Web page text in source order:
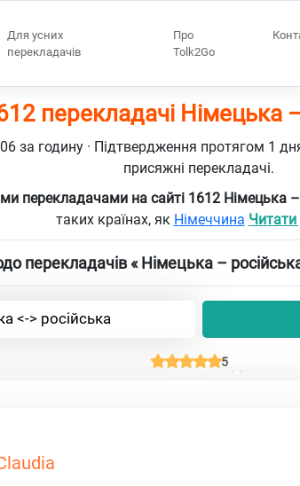
Для усних
перекладачів
Про
Tolk2Go
перекладачі Німецька
за годину · Підтвердження протягом 1
присяжні перекладачі.
перекладачами на сайті 1612 Німецька –
таких країнах, як Німеччина Читати
перекладачів « Німецька –
<-> російська
5